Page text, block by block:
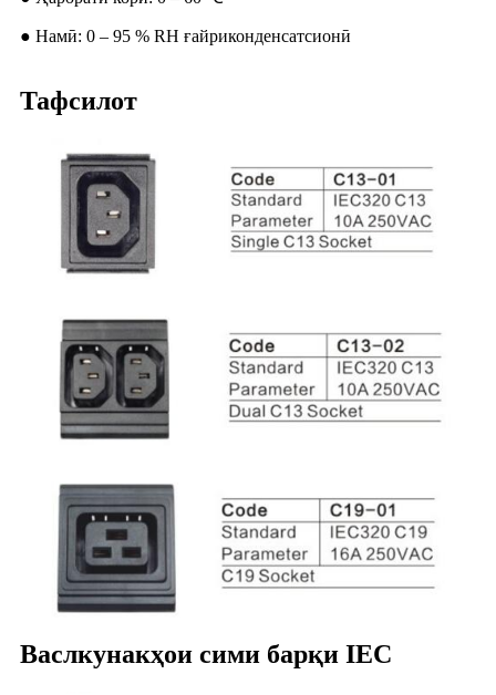
● Намӣ: 0 – 95 % RH ғайриконденсатсионӣ
Тафсилот
Васлкунакҳои сими барқи IEC